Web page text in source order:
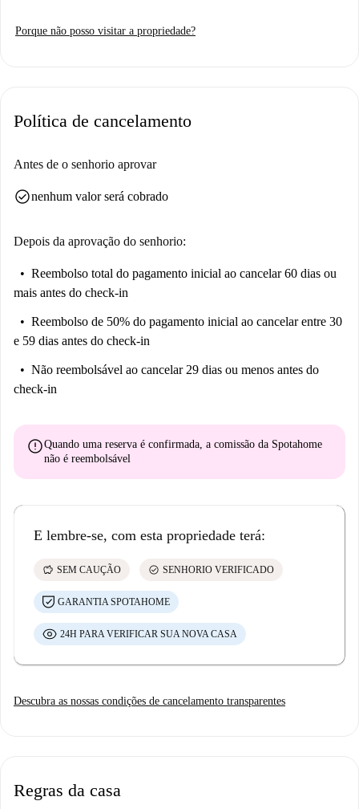
Porque não posso visitar a propriedade?
Política de cancelamento
Antes de o senhorio aprovar
check_circlenenhum valor será cobrado
Depois da aprovação do senhorio:
Reembolso total do pagamento inicial ao cancelar 60 dias ou
mais antes do check-in
Reembolso de 50% do pagamento inicial ao cancelar entre 30
e 59 dias antes do check-in
Não reembolsável ao cancelar 29 dias ou menos antes do
check-in
errorQuando uma reserva é confirmada, a comissão da Spotahome
não é reembolsável
E lembre-se, com esta propriedade terá:
savings SEM CAUÇÃO check_circle SENHORIO VERIFICADO
GARANTIA SPOTAHOME
24H PARA VERIFICAR SUA NOVA CASA
Descubra as nossas condições de cancelamento transparentes
Regras da casa